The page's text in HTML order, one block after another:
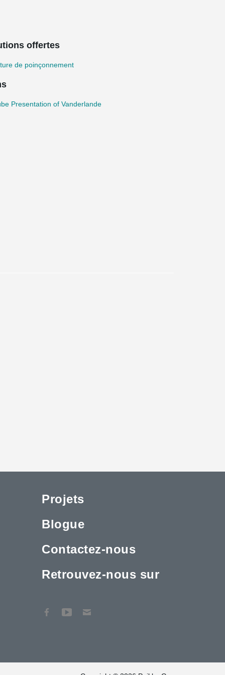
offertes
de poinçonnement
Presentation of Vanderlande
Projets
Blogue
Contactez-nous
Retrouvez-nous sur